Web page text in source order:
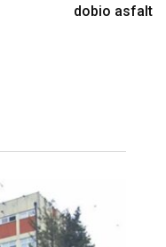
dobio asfalt